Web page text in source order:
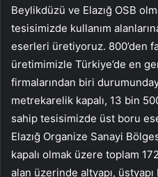
Beylikdüzü ve Elazığ OSB
tesisimizde kullanım
eserleri üretiyoruz. 800’den
üretimimizle Türkiye’de en
firmalarından biri
metrekarelik kapalı, 13 bin
sahip tesisimizde üst boru
Elazığ Organize Sanayi
kapalı olmak üzere toplam
alan üzerinde altyapı,